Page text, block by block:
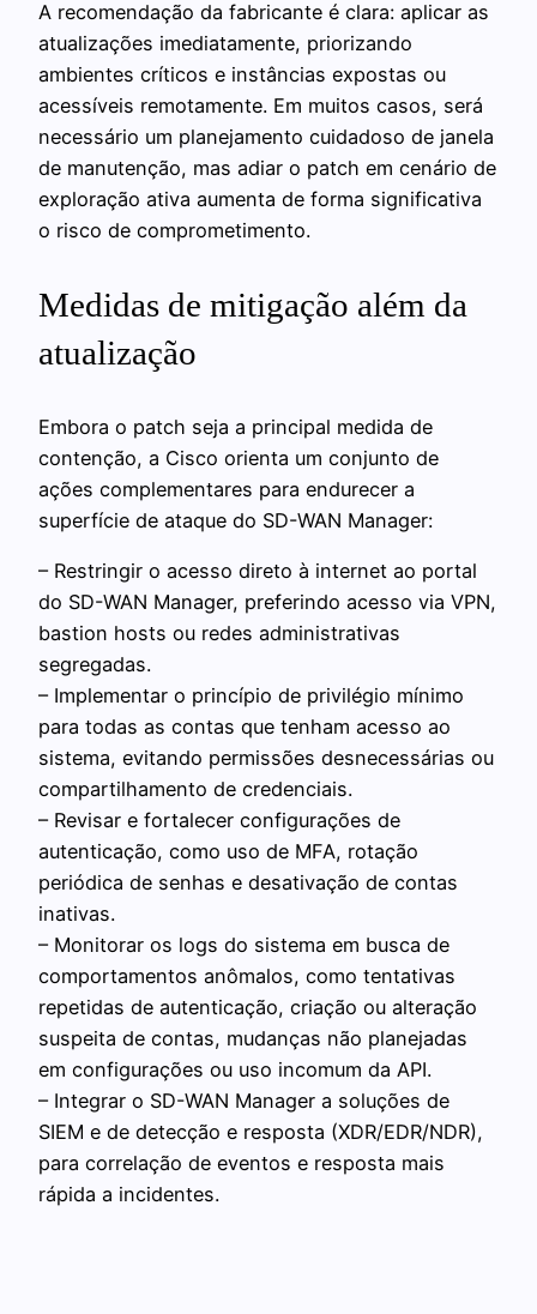
A recomendação da fabricante é clara: aplicar as
atualizações imediatamente, priorizando
ambientes críticos e instâncias expostas ou
acessíveis remotamente. Em muitos casos, será
necessário um planejamento cuidadoso de janela
de manutenção, mas adiar o patch em cenário de
exploração ativa aumenta de forma significativa
o risco de comprometimento.
Medidas de mitigação além da
atualização
Embora o patch seja a principal medida de
contenção, a Cisco orienta um conjunto de
ações complementares para endurecer a
superfície de ataque do SD-WAN Manager:
– Restringir o acesso direto à internet ao portal
do SD-WAN Manager, preferindo acesso via VPN,
bastion hosts ou redes administrativas
segregadas.
– Implementar o princípio de privilégio mínimo
para todas as contas que tenham acesso ao
sistema, evitando permissões desnecessárias ou
compartilhamento de credenciais.
– Revisar e fortalecer configurações de
autenticação, como uso de MFA, rotação
periódica de senhas e desativação de contas
inativas.
– Monitorar os logs do sistema em busca de
comportamentos anômalos, como tentativas
repetidas de autenticação, criação ou alteração
suspeita de contas, mudanças não planejadas
em configurações ou uso incomum da API.
– Integrar o SD-WAN Manager a soluções de
SIEM e de detecção e resposta (XDR/EDR/NDR),
para correlação de eventos e resposta mais
rápida a incidentes.